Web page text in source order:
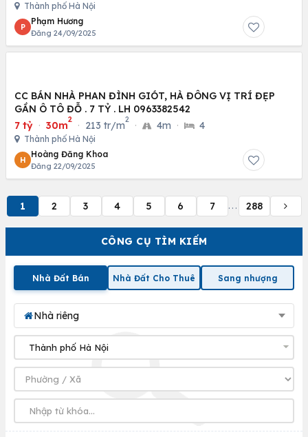
CÔNG CỤ TÌM KIẾM
Nhà Đất Bán Nhà Đất Cho Thuê Sang nhượng
Nhà riêng
Thành phố Hà Nội
P
Phạm Hương
Đăng 24/09/2025
CC BÁN NHÀ PHAN ĐÌNH GIÓT, HÀ ĐÔNG VỊ TRÍ ĐẸP
GẦN Ô TÔ ĐỖ . 7 TỶ . LH 0963382542
7 tỷ · 30m
2
· 213 tr/m
2
· 4m · 4
Thành phố Hà Nội
H
Hoàng Đăng Khoa
Đăng 22/09/2025
1 2 3 4 5 6 7 ... 288